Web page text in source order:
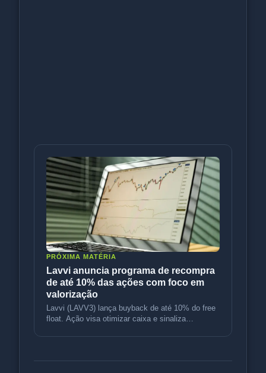
PRÓXIMA MATÉRIA
Lavvi anuncia programa de recompra
de até 10% das ações com foco em
valorização
Lavvi (LAVV3) lança buyback de até 10% do free
float. Ação visa otimizar caixa e sinaliza